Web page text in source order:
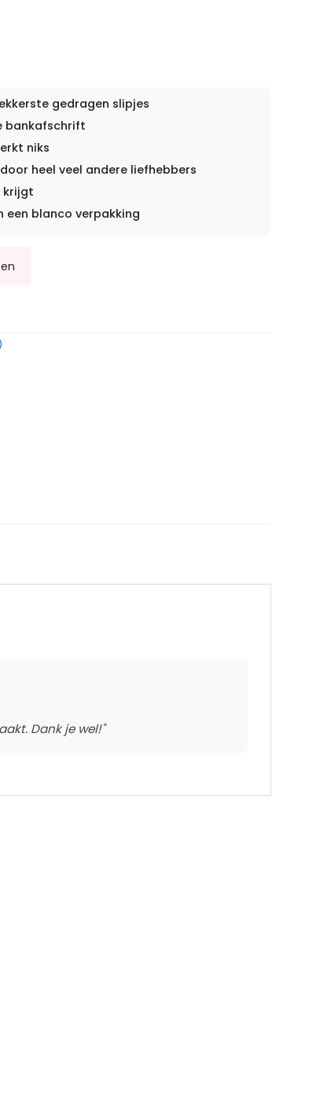
gedragen slipjes
bankafschrift
niks
heel veel andere liefhebbers
krijgt
een blanco verpakking
Dank je wel!"